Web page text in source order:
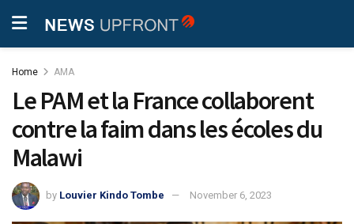
Home AMA
Le PAM et la France collaborent
contre la faim dans les écoles du
Malawi
by Louvier Kindo Tombe November 6, 2023